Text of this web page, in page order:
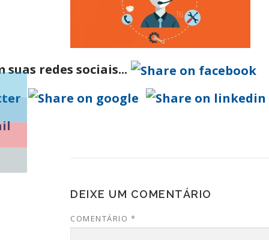
redes sociais...
DEIXE UM COMENTÁRIO
COMENTÁRIO *